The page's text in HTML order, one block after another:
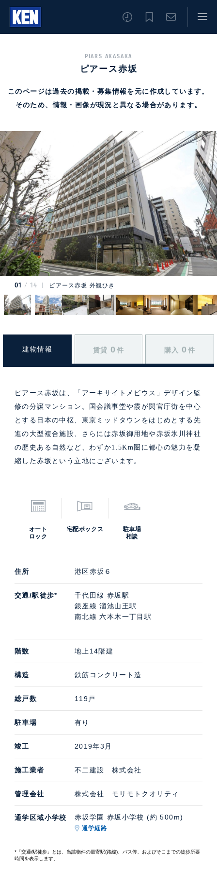
PIARS AKASAKA
ピアース赤坂
このページは過去の掲載・募集情報を元に作成しています。
そのため、情報・画像が現況と異なる場合があります。
01 14 ピアース赤坂 外観ひき
建物情報 賃貸 0 件 購入 0 件
ピアース赤坂は、「アーキサイトメビウス」デザイン監
修の分譲マンション。国会議事堂や霞が関官庁街を中心
とする日本の中枢、東京ミッドタウンをはじめとする先
進の大型複合施設、さらには赤坂御用地や赤坂氷川神社
の歴史ある自然など、わずか1.5Km圏に都心の魅力を凝
縮した赤坂という立地にございます。
オート
ロック
宅配ボックス
駐車場
相談
住所 港区赤坂６
交通/駅徒歩*
千代田線 赤坂駅
銀座線 溜池山王駅
南北線 六本木一丁目駅
階数 地上14階建
構造 鉄筋コンクリート造
総戸数 119戸
駐車場 有り
竣工 2019年3月
施工業者 不二建設 株式会社
管理会社 株式会社 モリモトクオリティ
通学区域小学校 赤坂学園 赤坂小学校 (約 500m)
通学経路
*「交通/駅徒歩」とは、当該物件の最寄駅(路線)、バス停、およびそこまでの徒歩所要
時間を表示します。